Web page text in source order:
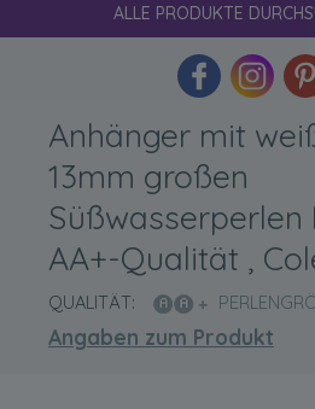
ALLE PRODUKTE
Anhänger mit
13mm großen
Süßwasserperlen
AA+-Qualität ,
QUALITÄT:
Angaben zum Produkt